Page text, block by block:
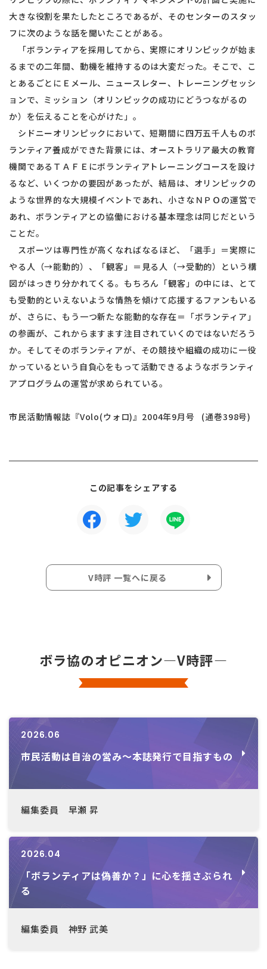
大きな役割を果たしたところであるが、そのセンターのスタッ
フに次のような話を聞いたことがある。
「ボランティアを採用してから、実際にオリンピックが始ま
るまでの二年間、動機を維持するのは大変だった。そこで、こ
とあるごとにＥメール、ニュースレター、トレーニングセッシ
ョンで、ミッション（オリンピックの成功にどうつながるの
か）を伝えることを心がけた」。
シドニーオリンピックにおいて、短期間に四万五千人ものボ
ランティア養成ができた背景には、オーストラリア最大の教育
機関であるＴＡＦＥにボランティアトレーニングコースを設け
るなど、いくつかの要因があったが、結局は、オリンピックの
ような世界的な大規模イベントであれ、小さなＮＰＯの運営で
あれ、ボランティアとの協働における基本理念は同じだという
ことだ。
スポーツは専門性が高くなればなるほど、「選手」＝実際に
やる人（→能動的）、「観客」＝見る人（→受動的）という構
図がはっきり分かれてくる。もちろん「観客」の中には、とて
も受動的といえないような情熱を傾けて応援するファンもいる
が、さらに、もう一つ新たな能動的な存在＝「ボランティア」
の参画が、これからますます注目されていくのではないだろう
か。そしてそのボランティアが、その競技や組織の成功に一役
かっているという自負心をもって活動できるようなボランティ
アプログラムの運営が求められている。
市民活動情報誌『Volo(ウォロ)』2004年9月号 (通巻398号)
この記事をシェアする
V時評 一覧へに戻る
ボラ協のオピニオン―V時評―
2026.06
市民活動は自治の営み～本誌発行で目指すもの
編集委員 早瀬 昇
2026.04
「ボランティアは偽善か？」に心を揺さぶられ
る
編集委員 神野 武美